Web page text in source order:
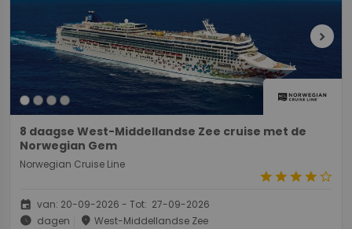
chevron_right
8 daagse West-Middellandse Zee cruise met de
Norwegian Gem
Norwegian Cruise Line
starstarstarstarstar_border
event van: 20-09-2026 - Tot: 27-09-2026
schedule dagen place West-Middellandse Zee